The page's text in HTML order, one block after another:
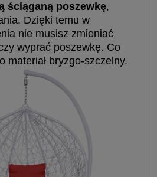
ściąganą poszewkę,
Dzięki temu w
nie musisz zmieniać
wyprać poszewkę. Co
materiał bryzgo-szczelny.